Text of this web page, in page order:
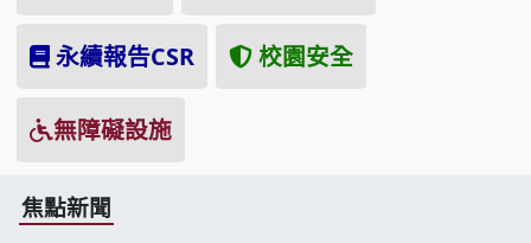
永續報告CSR 校園安全
無障礙設施
焦點新聞